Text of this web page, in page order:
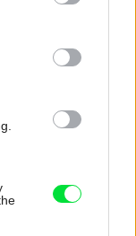
party tags to
in below Google
obliečky
trik z